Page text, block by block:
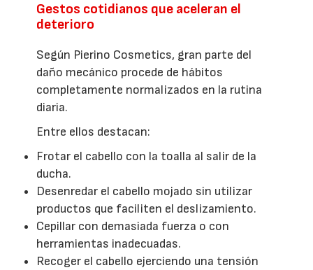
Gestos cotidianos que aceleran el
deterioro
Según Pierino Cosmetics, gran parte del
daño mecánico procede de hábitos
completamente normalizados en la rutina
diaria.
Entre ellos destacan:
Frotar el cabello con la toalla al salir de la
ducha.
Desenredar el cabello mojado sin utilizar
productos que faciliten el deslizamiento.
Cepillar con demasiada fuerza o con
herramientas inadecuadas.
Recoger el cabello ejerciendo una tensión